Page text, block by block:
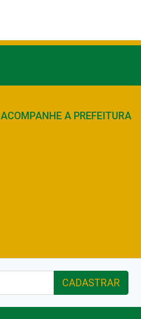
ACOMPANHE A PREFEITURA
CADASTRAR